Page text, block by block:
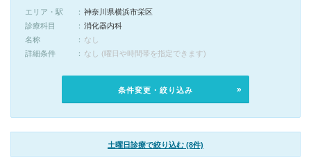
エリア・駅
神奈川県横浜市栄区
診療科目
消化器内科
名称
なし
詳細条件
なし (曜日や時間帯を指定できます)
条件変更・絞り込み
土曜日診療で絞り込む (8件)